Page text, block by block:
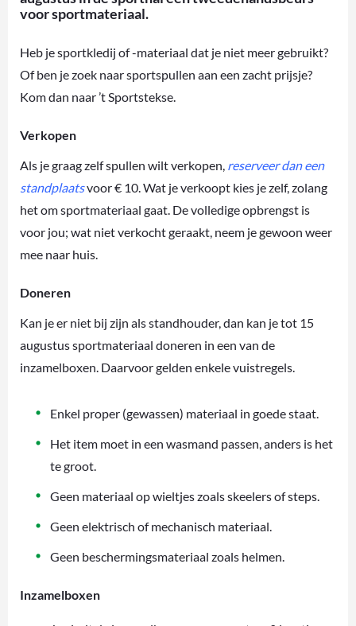
voor sportmateriaal.
Heb je sportkledij of -materiaal dat je niet meer gebruikt?
Of ben je zoek naar sportspullen aan een zacht prijsje?
Kom dan naar ’t Sportstekse.
Verkopen
Als je graag zelf spullen wilt verkopen, reserveer dan een
standplaatsvoor € 10. Wat je verkoopt kies je zelf, zolang
het om sportmateriaal gaat. De volledige opbrengst is
voor jou; wat niet verkocht geraakt, neem je gewoon weer
mee naar huis.
Doneren
Kan je er niet bij zijn als standhouder, dan kan je tot 15
augustus sportmateriaal doneren in een van de
inzamelboxen. Daarvoor gelden enkele vuistregels.
Enkel proper (gewassen) materiaal in goede staat.
Het item moet in een wasmand passen, anders is het
te groot.
Geen materiaal op wieltjes zoals skeelers of steps.
Geen elektrisch of mechanisch materiaal.
Geen beschermingsmateriaal zoals helmen.
Inzamelboxen